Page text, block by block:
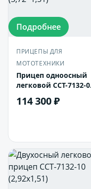
Подробнее
ПРИЦЕПЫ ДЛЯ
МОТОТЕХНИКИ
Прицеп одноосный
легковой ССТ-7132-
114 300 ₽